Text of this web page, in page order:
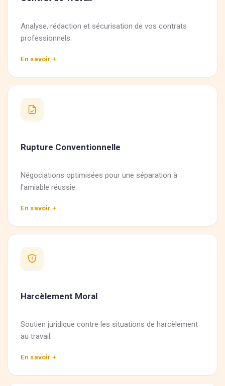
Analyse, rédaction et sécurisation de vos contrats
professionnels.
En savoir +
Rupture Conventionnelle
Négociations optimisées pour une séparation à
l'amiable réussie.
En savoir +
Harcèlement Moral
Soutien juridique contre les situations de harcèlement
au travail.
En savoir +